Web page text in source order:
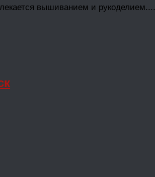
вышиванием и рукоделием....
№05/2019.